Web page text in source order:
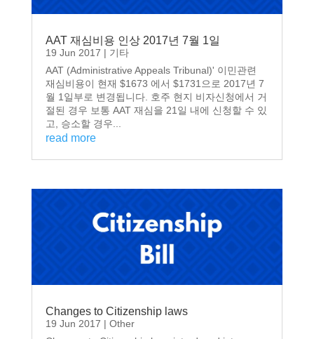
AAT 재심비용 인상 2017년 7월 1일
19 Jun 2017 | 기타
AAT (Administrative Appeals Tribunal)' 이민관련
재심비용이 현재 $1673 에서 $1731으로 2017년 7
월 1일부로 변경됩니다. 호주 현지 비자신청에서 거
절된 경우 보통 AAT 재심을 21일 내에 신청할 수 있
고, 승소할 경우...
read more
Changes to Citizenship laws
19 Jun 2017 | Other